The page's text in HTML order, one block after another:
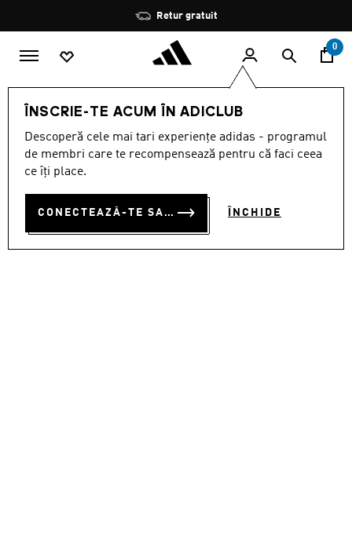
Oprește
rotația
Retur gratuit
0
ÎNSCRIE-TE ACUM ÎN ADICLUB
Descoperă cele mai tari experiențe adidas - programul
de membri care te recompensează pentru că faci ceea
ce îți place.
CONECTEAZĂ-TE SAU ÎNSCRIE-TE ACUM ÎNCHIDE
BĂRBAȚI ÎMBRĂCĂMINTE
TRICOU SUEDIA 26 PENTRU
MECIURI ÎN DEPLASARE
RON 500.00